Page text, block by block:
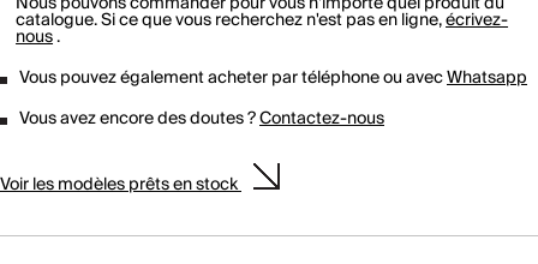
catalogue. Si ce que vous recherchez n'est pas en ligne,écrivez-
nous.
Vous pouvez également acheter par téléphone ou avecWhatsapp
Vous avez encore des doutes ?Contactez-nous
Voir les modèles prêts en stock